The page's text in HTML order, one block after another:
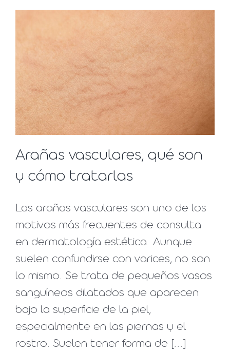
Arañas vasculares, qué son
y cómo tratarlas
Las arañas vasculares son uno de los
motivos más frecuentes de consulta
en dermatología estética. Aunque
suelen confundirse con varices, no son
lo mismo. Se trata de pequeños vasos
sanguíneos dilatados que aparecen
bajo la superficie de la piel,
especialmente en las piernas y el
rostro. Suelen tener forma de [...]